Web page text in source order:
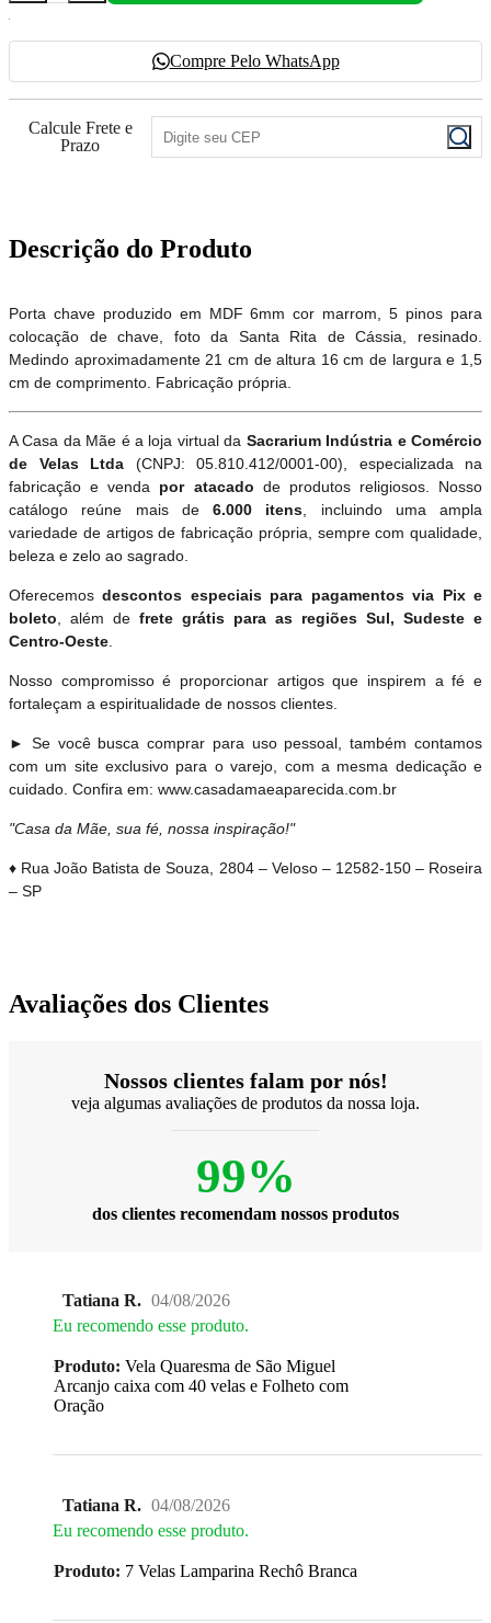
Compre Pelo WhatsApp
Calcule Frete e
Prazo
Descrição do Produto
Porta chave produzido em MDF 6mm cor marrom, 5 pinos para
colocação de chave, foto da Santa Rita de Cássia, resinado.
Medindo aproximadamente 21 cm de altura 16 cm de largura e 1,5
cm de comprimento. Fabricação própria.
A Casa da Mãe é a loja virtual da Sacrarium Indústria e Comércio
de Velas Ltda (CNPJ: 05.810.412/0001-00), especializada na
fabricação e venda por atacado de produtos religiosos. Nosso
catálogo reúne mais de 6.000 itens , incluindo uma ampla
variedade de artigos de fabricação própria, sempre com qualidade,
beleza e zelo ao sagrado.
Oferecemosdescontos especiais para pagamentos via Pix e
boleto , além de frete grátis para as regiões Sul, Sudeste e
Centro-Oeste
Nosso compromisso é proporcionar artigos que inspirem a fé e
fortaleçam a espiritualidade de nossos clientes.
► Se você busca comprar para uso pessoal, também contamos
com um site exclusivo para o varejo, com a mesma dedicação e
cuidado. Confira em: www.casadamaeaparecida.com.br
"Casa da Mãe, sua fé, nossa inspiração!"
♦ Rua João Batista de Souza, 2804 – Veloso – 12582-150 – Roseira
– SP
Avaliações dos Clientes
Nossos clientes falam por nós!
veja algumas avaliações de produtos da nossa loja.
99%
dos clientes recomendam nossos produtos
Tatiana R. 04/08/2026
Eu recomendo esse produto.
Produto: Vela Quaresma de São Miguel
Arcanjo caixa com 40 velas e Folheto com
Oração
Tatiana R. 04/08/2026
Eu recomendo esse produto.
Produto: 7 Velas Lamparina Rechô Branca